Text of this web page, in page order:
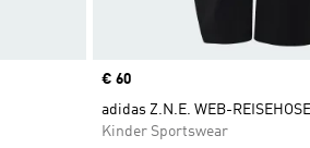
Price
€ 60
adidas Z.N.E. WEB-REISEHOSE
Kinder Sportswear